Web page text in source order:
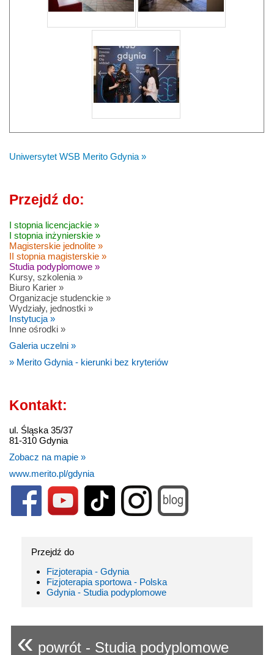
Uniwersytet WSB Merito Gdynia »
Przejdź do:
I stopnia licencjackie »
I stopnia inżynierskie »
Magisterskie jednolite »
II stopnia magisterskie »
Studia podyplomowe »
Kursy, szkolenia »
Biuro Karier »
Organizacje studenckie »
Wydziały, jednostki »
Instytucja »
Inne ośrodki »
Galeria uczelni »
» Merito Gdynia - kierunki bez kryteriów
Kontakt:
ul. Śląska 35/37
81-310 Gdynia
Zobacz na mapie »
www.merito.pl/gdynia
Przejdź do
Fizjoterapia - Gdynia
Fizjoterapia sportowa - Polska
Gdynia - Studia podyplomowe
« powrót - Studia podyplomowe